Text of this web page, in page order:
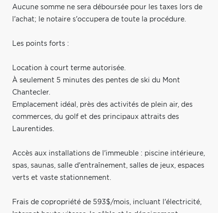
Aucune somme ne sera déboursée pour les taxes lors de
l'achat; le notaire s'occupera de toute la procédure.
Les points forts :
Location à court terme autorisée.
À seulement 5 minutes des pentes de ski du Mont
Chantecler.
Emplacement idéal, près des activités de plein air, des
commerces, du golf et des principaux attraits des
Laurentides.
Accès aux installations de l'immeuble : piscine intérieure,
spas, saunas, salle d'entraînement, salles de jeux, espaces
verts et vaste stationnement.
Frais de copropriété de 593$/mois, incluant l'électricité,